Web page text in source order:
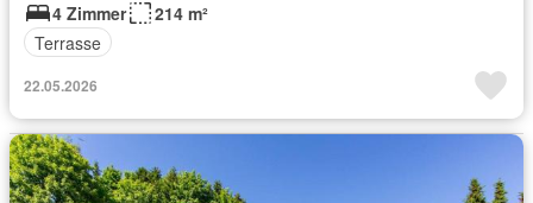
4 Zimmer
214 m²
Terrasse
22.05.2026